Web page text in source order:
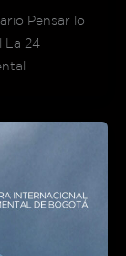
Pensar lo
La 24